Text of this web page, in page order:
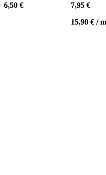
6,50 € 7,95€
15,90€ /m